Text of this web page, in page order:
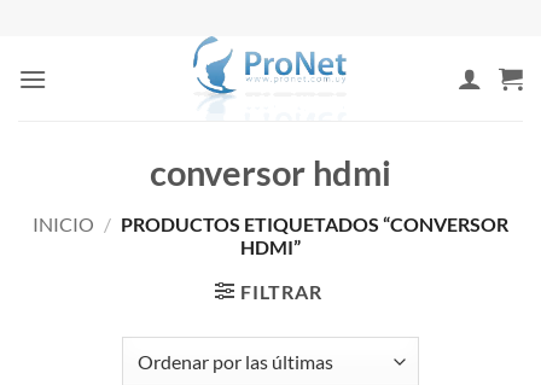
contenido
conversor hdmi
INICIO / PRODUCTOS ETIQUETADOS “CONVERSOR
HDMI”
FILTRAR